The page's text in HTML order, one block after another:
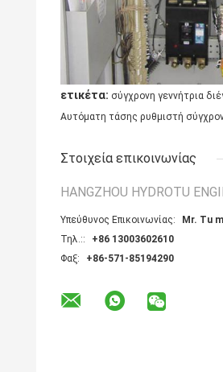
ετικέτα: σύγχρονη γεννήτρια
Αυτόματη τάσης ρυθμιστή
Στοιχεία επικοινωνίας
HANGZHOU HYDROTU
Υπεύθυνος Επικοινωνίας:
Mr. Tu
Τηλ.::
+86 13003602610
Φαξ:
+86-571-85194290